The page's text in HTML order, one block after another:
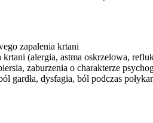
zapalenia krtani
(alergia, astma oskrzelowa,
zaburzenia o charakterze
gardła, dysfagia, ból podczas